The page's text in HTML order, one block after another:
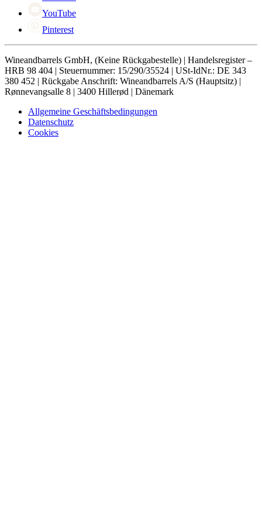
YouTube
Pinterest
Wineandbarrels GmbH, (Keine Rückgabestelle) | Handelsregister –
HRB 98 404 | Steuernummer: 15/290/35524 | USt-IdNr.: DE 343
380 452 | Rückgabe Anschrift: Wineandbarrels A/S (Hauptsitz) |
Rønnevangsalle 8 | 3400 Hillerød | Dänemark
Allgemeine Geschäftsbedingungen
Datenschutz
Cookies